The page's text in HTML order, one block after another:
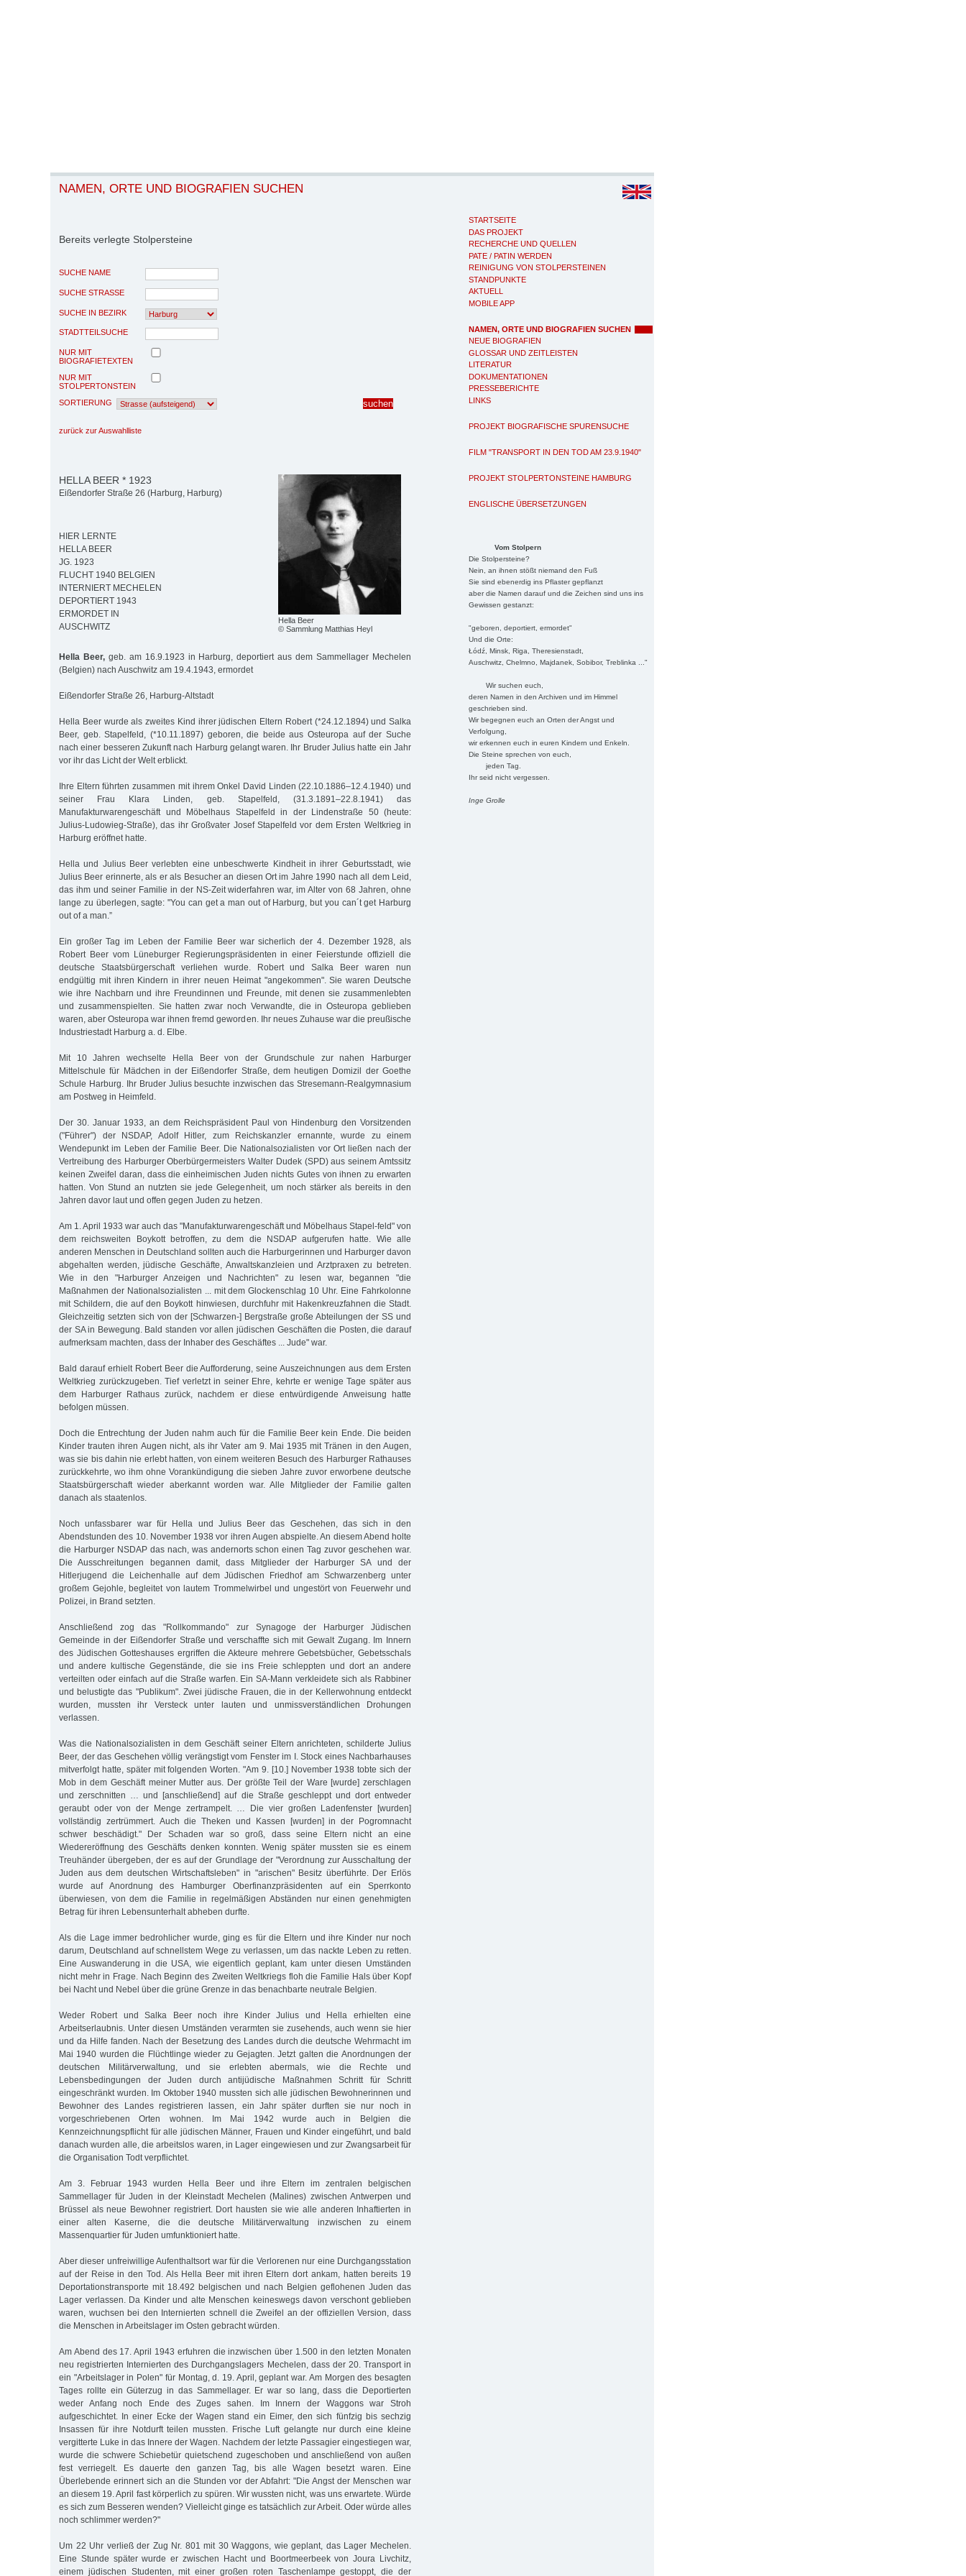
STARTSEITE
DAS PROJEKT
RECHERCHE UND QUELLEN
PATE / PATIN WERDEN
REINIGUNG VON STOLPERSTEINEN
STANDPUNKTE
AKTUELL
MOBILE APP
NAMEN, ORTE UND BIOGRAFIEN SUCHEN
NEUE BIOGRAFIEN
GLOSSAR UND ZEITLEISTEN
LITERATUR
DOKUMENTATIONEN
PRESSEBERICHTE
LINKS
PROJEKT BIOGRAFISCHE SPURENSUCHE
FILM "TRANSPORT IN DEN TOD AM 23.9.1940"
PROJEKT STOLPERTONSTEINE HAMBURG
ENGLISCHE ÜBERSETZUNGEN
Vom Stolpern
Die Stolpersteine?
Nein, an ihnen stößt niemand den Fuß
Sie sind ebenerdig ins Pflaster gepflanzt
aber die Namen darauf und die Zeichen sind uns ins
Gewissen gestanzt:
"geboren, deportiert, ermordet"
Und die Orte:
Łódź, Minsk, Riga, Theresienstadt,
Auschwitz, Chelmno, Majdanek, Sobibor, Treblinka ..."
Wir suchen euch,
deren Namen in den Archiven und im Himmel
geschrieben sind.
Wir begegnen euch an Orten der Angst und
Verfolgung,
wir erkennen euch in euren Kindern und Enkeln.
Die Steine sprechen von euch,
jeden Tag.
Ihr seid nicht vergessen.
Inge Grolle
NAMEN, ORTE UND BIOGRAFIEN SUCHEN
Bereits verlegte Stolpersteine
SUCHE NAME
SUCHE STRASSE
SUCHE IN BEZIRK
STADTTEILSUCHE
NUR MIT
BIOGRAFIETEXTEN
NUR MIT
STOLPERTONSTEIN
SORTIERUNG
zurück zur Auswahlliste
Hella Beer
© Sammlung Matthias Heyl
HELLA BEER * 1923
Eißendorfer Straße 26 (Harburg, Harburg)
HIER LERNTE
HELLA BEER
JG. 1923
FLUCHT 1940 BELGIEN
INTERNIERT MECHELEN
DEPORTIERT 1943
ERMORDET IN
AUSCHWITZ
Hella Beer,geb. am 16.9.1923 in Harburg, deportiert aus dem Sammellager Mechelen
(Belgien) nach Auschwitz am 19.4.1943, ermordet
Eißendorfer Straße 26, Harburg-Altstadt
Hella Beer wurde als zweites Kind ihrer jüdischen Eltern Robert (*24.12.1894) und Salka
Beer, geb. Stapelfeld, (*10.11.1897) geboren, die beide aus Osteuropa auf der Suche
nach einer besseren Zukunft nach Harburg gelangt waren. Ihr Bruder Julius hatte ein Jahr
vor ihr das Licht der Welt erblickt.
Ihre Eltern führten zusammen mit ihrem Onkel David Linden (22.10.1886–12.4.1940) und
seiner Frau Klara Linden, geb. Stapelfeld, (31.3.1891–22.8.1941) das
Manufakturwarengeschäft und Möbelhaus Stapelfeld in der Lindenstraße 50 (heute:
Julius-Ludowieg-Straße), das ihr Großvater Josef Stapelfeld vor dem Ersten Weltkrieg in
Harburg eröffnet hatte.
Hella und Julius Beer verlebten eine unbeschwerte Kindheit in ihrer Geburtsstadt, wie
Julius Beer erinnerte, als er als Besucher an diesen Ort im Jahre 1990 nach all dem Leid,
das ihm und seiner Familie in der NS-Zeit widerfahren war, im Alter von 68 Jahren, ohne
lange zu überlegen, sagte: "You can get a man out of Harburg, but you can´t get Harburg
out of a man.”
Ein großer Tag im Leben der Familie Beer war sicherlich der 4. Dezember 1928, als
Robert Beer vom Lüneburger Regierungspräsidenten in einer Feierstunde offiziell die
deutsche Staatsbürgerschaft verliehen wurde. Robert und Salka Beer waren nun
endgültig mit ihren Kindern in ihrer neuen Heimat "angekommen". Sie waren Deutsche
wie ihre Nachbarn und ihre Freundinnen und Freunde, mit denen sie zusammenlebten
und zusammenspielten. Sie hatten zwar noch Verwandte, die in Osteuropa geblieben
waren, aber Osteuropa war ihnen fremd geworden. Ihr neues Zuhause war die preußische
Industriestadt Harburg a. d. Elbe.
Mit 10 Jahren wechselte Hella Beer von der Grundschule zur nahen Harburger
Mittelschule für Mädchen in der Eißendorfer Straße, dem heutigen Domizil der Goethe
Schule Harburg. Ihr Bruder Julius besuchte inzwischen das Stresemann-Realgymnasium
am Postweg in Heimfeld.
Der 30. Januar 1933, an dem Reichspräsident Paul von Hindenburg den Vorsitzenden
("Führer") der NSDAP, Adolf Hitler, zum Reichskanzler ernannte, wurde zu einem
Wendepunkt im Leben der Familie Beer. Die Nationalsozialisten vor Ort ließen nach der
Vertreibung des Harburger Oberbürgermeisters Walter Dudek (SPD) aus seinem Amtssitz
keinen Zweifel daran, dass die einheimischen Juden nichts Gutes von ihnen zu erwarten
hatten. Von Stund an nutzten sie jede Gelegenheit, um noch stärker als bereits in den
Jahren davor laut und offen gegen Juden zu hetzen.
Am 1. April 1933 war auch das "Manufakturwarengeschäft und Möbelhaus Stapel-feld" von
dem reichsweiten Boykott betroffen, zu dem die NSDAP aufgerufen hatte. Wie alle
anderen Menschen in Deutschland sollten auch die Harburgerinnen und Harburger davon
abgehalten werden, jüdische Geschäfte, Anwaltskanzleien und Arztpraxen zu betreten.
Wie in den "Harburger Anzeigen und Nachrichten" zu lesen war, begannen "die
Maßnahmen der Nationalsozialisten ... mit dem Glockenschlag 10 Uhr. Eine Fahrkolonne
mit Schildern, die auf den Boykott hinwiesen, durchfuhr mit Hakenkreuzfahnen die Stadt.
Gleichzeitig setzten sich von der [Schwarzen-] Bergstraße große Abteilungen der SS und
der SA in Bewegung. Bald standen vor allen jüdischen Geschäften die Posten, die darauf
aufmerksam machten, dass der Inhaber des Geschäftes ... Jude" war.
Bald darauf erhielt Robert Beer die Aufforderung, seine Auszeichnungen aus dem Ersten
Weltkrieg zurückzugeben. Tief verletzt in seiner Ehre, kehrte er wenige Tage später aus
dem Harburger Rathaus zurück, nachdem er diese entwürdigende Anweisung hatte
befolgen müssen.
Doch die Entrechtung der Juden nahm auch für die Familie Beer kein Ende. Die beiden
Kinder trauten ihren Augen nicht, als ihr Vater am 9. Mai 1935 mit Tränen in den Augen,
was sie bis dahin nie erlebt hatten, von einem weiteren Besuch des Harburger Rathauses
zurückkehrte, wo ihm ohne Vorankündigung die sieben Jahre zuvor erworbene deutsche
Staatsbürgerschaft wieder aberkannt worden war. Alle Mitglieder der Familie galten
danach als staatenlos.
Noch unfassbarer war für Hella und Julius Beer das Geschehen, das sich in den
Abendstunden des 10. November 1938 vor ihren Augen abspielte. An diesem Abend holte
die Harburger NSDAP das nach, was andernorts schon einen Tag zuvor geschehen war.
Die Ausschreitungen begannen damit, dass Mitglieder der Harburger SA und der
Hitlerjugend die Leichenhalle auf dem Jüdischen Friedhof am Schwarzenberg unter
großem Gejohle, begleitet von lautem Trommelwirbel und ungestört von Feuerwehr und
Polizei, in Brand setzten.
Anschließend zog das "Rollkommando" zur Synagoge der Harburger Jüdischen
Gemeinde in der Eißendorfer Straße und verschaffte sich mit Gewalt Zugang. Im Innern
des Jüdischen Gotteshauses ergriffen die Akteure mehrere Gebetsbücher, Gebetsschals
und andere kultische Gegenstände, die sie ins Freie schleppten und dort an andere
verteilten oder einfach auf die Straße warfen. Ein SA-Mann verkleidete sich als Rabbiner
und belustigte das "Publikum". Zwei jüdische Frauen, die in der Kellerwohnung entdeckt
wurden, mussten ihr Versteck unter lauten und unmissverständlichen Drohungen
verlassen.
Was die Nationalsozialisten in dem Geschäft seiner Eltern anrichteten, schilderte Julius
Beer, der das Geschehen völlig verängstigt vom Fenster im I. Stock eines Nachbarhauses
mitverfolgt hatte, später mit folgenden Worten. "Am 9. [10.] November 1938 tobte sich der
Mob in dem Geschäft meiner Mutter aus. Der größte Teil der Ware [wurde] zerschlagen
und zerschnitten … und [anschließend] auf die Straße geschleppt und dort entweder
geraubt oder von der Menge zertrampelt. … Die vier großen Ladenfenster [wurden]
vollständig zertrümmert. Auch die Theken und Kassen [wurden] in der Pogromnacht
schwer beschädigt." Der Schaden war so groß, dass seine Eltern nicht an eine
Wiedereröffnung des Geschäfts denken konnten. Wenig später mussten sie es einem
Treuhänder übergeben, der es auf der Grundlage der "Verordnung zur Ausschaltung der
Juden aus dem deutschen Wirtschaftsleben" in "arischen" Besitz überführte. Der Erlös
wurde auf Anordnung des Hamburger Oberfinanzpräsidenten auf ein Sperrkonto
überwiesen, von dem die Familie in regelmäßigen Abständen nur einen genehmigten
Betrag für ihren Lebensunterhalt abheben durfte.
Als die Lage immer bedrohlicher wurde, ging es für die Eltern und ihre Kinder nur noch
darum, Deutschland auf schnellstem Wege zu verlassen, um das nackte Leben zu retten.
Eine Auswanderung in die USA, wie eigentlich geplant, kam unter diesen Umständen
nicht mehr in Frage. Nach Beginn des Zweiten Weltkriegs floh die Familie Hals über Kopf
bei Nacht und Nebel über die grüne Grenze in das benachbarte neutrale Belgien.
Weder Robert und Salka Beer noch ihre Kinder Julius und Hella erhielten eine
Arbeitserlaubnis. Unter diesen Umständen verarmten sie zusehends, auch wenn sie hier
und da Hilfe fanden. Nach der Besetzung des Landes durch die deutsche Wehrmacht im
Mai 1940 wurden die Flüchtlinge wieder zu Gejagten. Jetzt galten die Anordnungen der
deutschen Militärverwaltung, und sie erlebten abermals, wie die Rechte und
Lebensbedingungen der Juden durch antijüdische Maßnahmen Schritt für Schritt
eingeschränkt wurden. Im Oktober 1940 mussten sich alle jüdischen Bewohnerinnen und
Bewohner des Landes registrieren lassen, ein Jahr später durften sie nur noch in
vorgeschriebenen Orten wohnen. Im Mai 1942 wurde auch in Belgien die
Kennzeichnungspflicht für alle jüdischen Männer, Frauen und Kinder eingeführt, und bald
danach wurden alle, die arbeitslos waren, in Lager eingewiesen und zur Zwangsarbeit für
die Organisation Todt verpflichtet.
Am 3. Februar 1943 wurden Hella Beer und ihre Eltern im zentralen belgischen
Sammellager für Juden in der Kleinstadt Mechelen (Malines) zwischen Antwerpen und
Brüssel als neue Bewohner registriert. Dort hausten sie wie alle anderen Inhaftierten in
einer alten Kaserne, die die deutsche Militärverwaltung inzwischen zu einem
Massenquartier für Juden umfunktioniert hatte.
Aber dieser unfreiwillige Aufenthaltsort war für die Verlorenen nur eine Durchgangsstation
auf der Reise in den Tod. Als Hella Beer mit ihren Eltern dort ankam, hatten bereits 19
Deportationstransporte mit 18.492 belgischen und nach Belgien geflohenen Juden das
Lager verlassen. Da Kinder und alte Menschen keineswegs davon verschont geblieben
waren, wuchsen bei den Internierten schnell die Zweifel an der offiziellen Version, dass
die Menschen in Arbeitslager im Osten gebracht würden.
Am Abend des 17. April 1943 erfuhren die inzwischen über 1.500 in den letzten Monaten
neu registrierten Internierten des Durchgangslagers Mechelen, dass der 20. Transport in
ein "Arbeitslager in Polen" für Montag, d. 19. April, geplant war. Am Morgen des besagten
Tages rollte ein Güterzug in das Sammellager. Er war so lang, dass die Deportierten
weder Anfang noch Ende des Zuges sahen. Im Innern der Waggons war Stroh
aufgeschichtet. In einer Ecke der Wagen stand ein Eimer, den sich fünfzig bis sechzig
Insassen für ihre Notdurft teilen mussten. Frische Luft gelangte nur durch eine kleine
vergitterte Luke in das Innere der Wagen. Nachdem der letzte Passagier eingestiegen war,
wurde die schwere Schiebetür quietschend zugeschoben und anschließend von außen
fest verriegelt. Es dauerte den ganzen Tag, bis alle Wagen besetzt waren. Eine
Überlebende erinnert sich an die Stunden vor der Abfahrt: "Die Angst der Menschen war
an diesem 19. April fast körperlich zu spüren. Wir wussten nicht, was uns erwartete. Würde
es sich zum Besseren wenden? Vielleicht ginge es tatsächlich zur Arbeit. Oder würde alles
noch schlimmer werden?"
Um 22 Uhr verließ der Zug Nr. 801 mit 30 Waggons, wie geplant, das Lager Mechelen.
Eine Stunde später wurde er zwischen Hacht und Boortmeerbeek von Joura Livchitz,
einem jüdischen Studenten, mit einer großen roten Taschenlampe gestoppt, die der